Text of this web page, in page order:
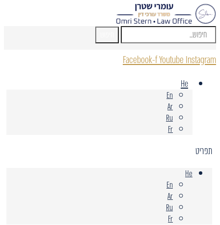
Facebook-fYoutube Instagram
He
En
Ar
Ru
Fr
תפריט
He
En
Ar
Ru
Fr